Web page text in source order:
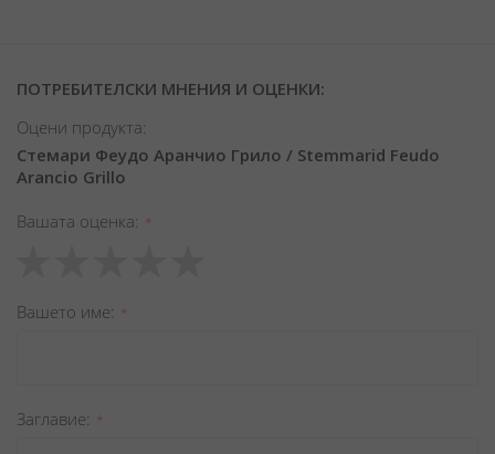
ПОТРЕБИТЕЛСКИ МНЕНИЯ И ОЦЕНКИ:
Оцени продукта:
Стемари Феудо Аранчио Грило / Stemmarid Feudo
Arancio Grillo
Вашата оценка
star
stars
stars
stars
stars
Вашето име
Заглавиe